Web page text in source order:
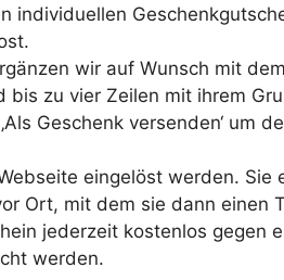
individuellen
wir auf Wunsch mit
bis zu vier Zeilen mit ihrem
Geschenk versenden‘ um
eingelöst werden. Sie
Ort, mit dem sie dann einen
jederzeit kostenlos gegen
werden.